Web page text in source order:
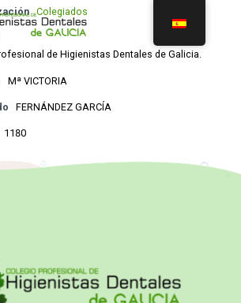
Colegiados
de Higienistas Dentales de Galicia.
Mª VICTORIA
FERNÁNDEZ GARCÍA
1180